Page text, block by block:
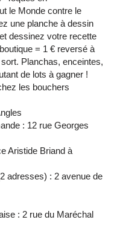
le Monde contre le
une planche à dessin
dessinez votre recette
= 1 € reversé à
Planchas, enceintes,
de lots à gagner !
les bouchers
: 12 rue Georges
Aristide Briand à
adresses) : 2 avenue de
: 2 rue du Maréchal